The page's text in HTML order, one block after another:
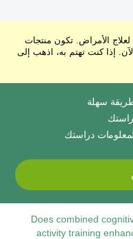
الأمراض. تكون منتجات
إذا كنت تهتم به، اذهب إلى
سهلة
دراستك
Does combined
activity training